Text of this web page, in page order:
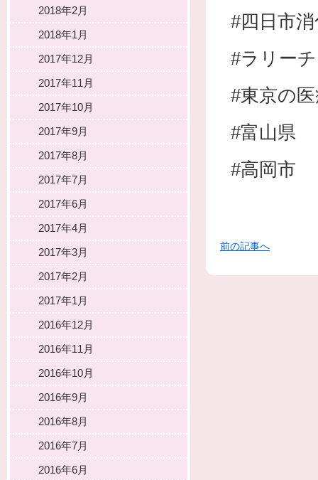
#四日市
#ラリー
#東京の
#富山県
#高岡市
前の記事へ
2018年2月
2018年1月
2017年12月
2017年11月
2017年10月
2017年9月
2017年8月
2017年7月
2017年6月
2017年4月
2017年3月
2017年2月
2017年1月
2016年12月
2016年11月
2016年10月
2016年9月
2016年8月
2016年7月
2016年6月